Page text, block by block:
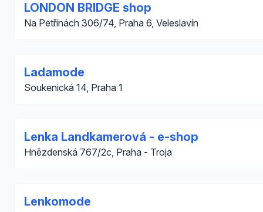
LONDON BRIDGE shop
Na Petřinách 306/74, Praha 6, Veleslavín
Ladamode
Soukenická 14, Praha 1
Lenka Landkamerová - e-shop
Hnězdenská 767/2c, Praha - Troja
Lenkomode